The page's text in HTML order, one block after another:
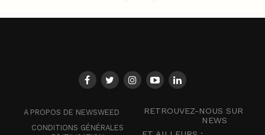
A PROPOS DE NEWSWEED
CONDITIONS GÉNÉRALES
RETROUVEZ-NOUS SUR
NEWS